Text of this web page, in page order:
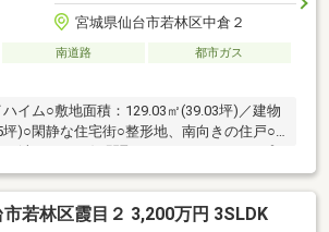
宮城県仙台市若林区中倉２
南道路
都市ガス
イム○敷地面積：129.03㎡(39.03坪)／建物
坪)○閑静な住宅街○整形地、南向きの住戸○
したら、お気軽にお問い合わせください。
若林区霞目２ 3,200万円 3SLDK